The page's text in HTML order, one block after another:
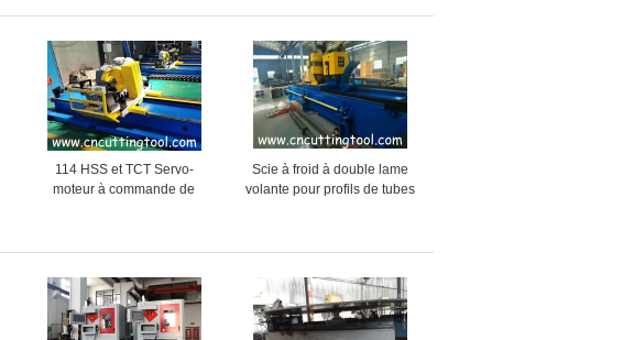
114 HSS et TCT Servo-
moteur à commande de
Scie à froid à double lame
volante pour profils de tubes